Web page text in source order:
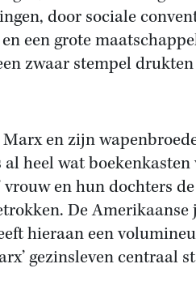
door sociale
een grote
zwaar stempel
en zijn
heel wat
vrouw en hun dochters
De
hieraan een
gezinsleven centraal